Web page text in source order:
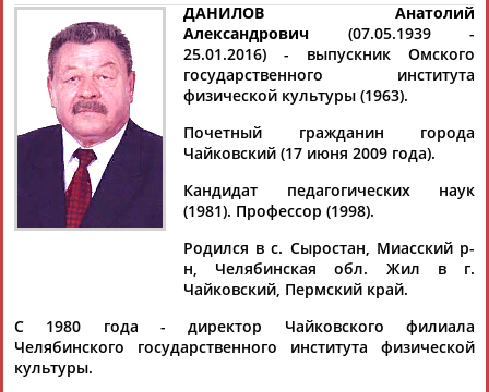
Найдено: 13181 персон Расширенный поиск
Аслаудин
АБАИМОВА
Мария
АБАКУМОВА
Юлия
АБАЛАКИНА
Дмитрий
АБАРЕНОВ
Тамилла
АБАСОВА
Рамазан
АБАЧАРАЕВ
Ростом
АБАШИДЗЕ
ДАНИЛОВ Анатолий
Александрович (07.05.1939 -
25.01.2016) - выпускник Омского
государственного института
физической культуры (1963).
Почетный гражданин города
Чайковский (17 июня 2009 года).
Кандидат педагогических наук
(1981). Профессор (1998).
Родился в с. Сыростан, Миасский р-
н, Челябинская обл. Жил в г.
Чайковский, Пермский край.
С 1980 года - директор Чайковского филиала
Челябинского государственного института физической
культуры.